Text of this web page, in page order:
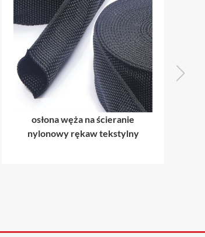
osłona węża na ścieranie
nylonowy rękaw tekstylny